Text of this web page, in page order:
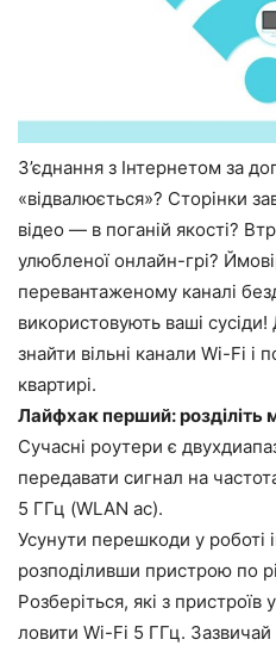
З’єднання з Інтернетом за
«відвалюється»? Сторінки
відео — в поганій якості?
улюбленої онлайн-грі?
перевантаженому каналі
використовують ваші
знайти вільні канали Wi-Fi і
квартирі.
Лайфхак перший: розділіть
Сучасні роутери є
передавати сигнал на
5 ГГц (WLAN ac).
Усунути перешкоди у роботі
розподіливши пристрою по
Розберіться, які з
ловити Wi-Fi 5 ГГц.